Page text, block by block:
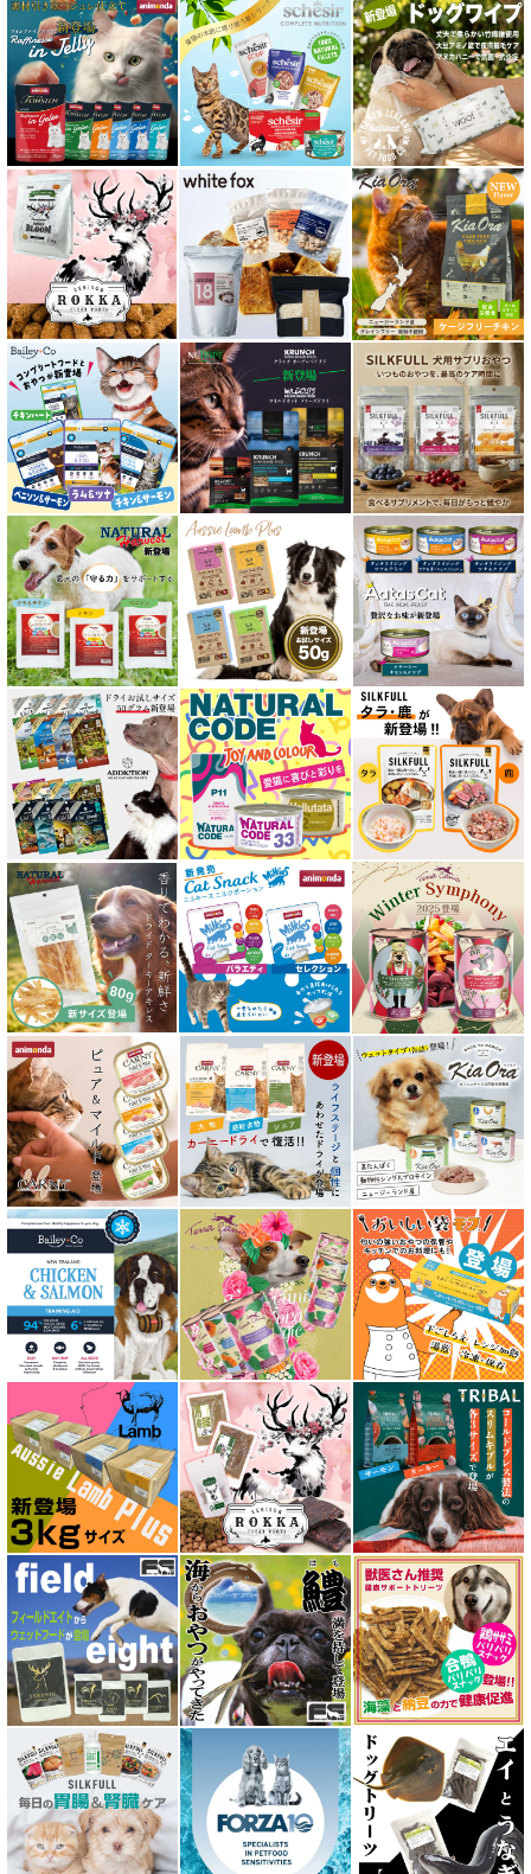
糖尿ケア対応 フード for CAT
肥満ケア対応 フード for CAT
泌尿器ケア対応 フード for CAT
胃腸ケア対応 フード for CAT
口腔内・喉ケア対応商品 猫用
食欲サポート対応キャットフード
肝臓ケア対応キャットフード
免疫サポート 猫用
低脂肪 ドライフード for CAT
水分補給用ウェットフード for CAT
特集 穀物不使用 キャットフード（ドライ）
エアドライ キャットフード
フリーズドライ キャットフード
おやつ全アイテム
素材そのまま
アイファクトリーおやつ
アタスキャット Aatas Cat
アディクション Addiction
アニモンダ ANIMONDA
アマノヴァ Amanova
アルモネイチャー almo nature
アンブロシア AMBROSIA
アートゥー AATU
アーテミス ARTEMIS
イティ iti
ウェルネス ヘルシーバランス
ウルフブラット WOLFSBLUT
エーワン AWAN DOG FOOD
エーにゃん Anyan 猫用おやつ
エクイリブリア EQUILIBRIA
エンパイア EMPIRE